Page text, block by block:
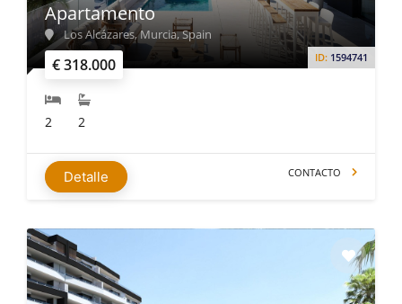
€ 318.000 ID: 1594741
Apartamento
Los Alcázares, Murcia, Spain
2 2
Detalle CONTACTO